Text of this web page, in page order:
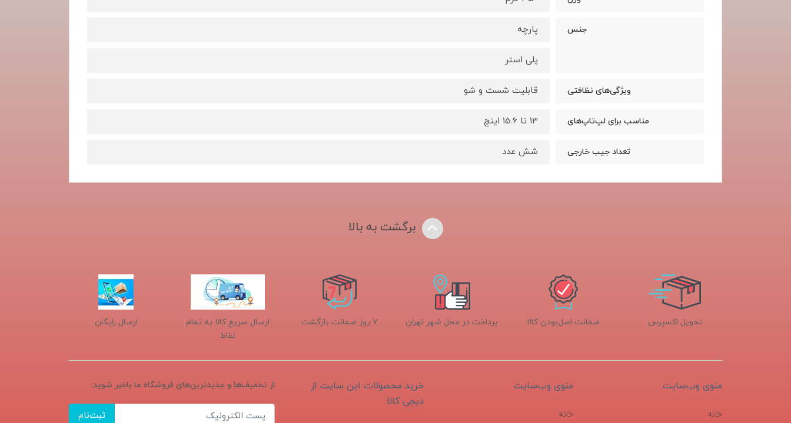
جنس پارچه
پلی استر
ویژگی‌های نظافتی قابلیت شست و شو
مناسب برای لپ‌تاپ‌های 13 تا 15.6 اینچ
تعداد جیب خارجی شش عدد
برگشت به بالا
تحویل اکسپرس ضمانت اصل‌بودن کالا پرداخت در محل شهر تهران ۷ روز ضمانت بازگشت
ارسال سریع کالا به تمام
نقاط
ارسال رایگان
منوی وب‌سایت
خانه
منوی وب‌سایت
خانه
خرید محصولات این سایت از
دیجی کالا
از تخفیف‌ها و جدیدترین‌های فروشگاه ما باخبر شوید:
ثبت‌نام